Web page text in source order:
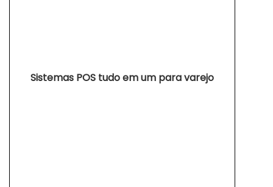
Sistemas POS tudo em um para varejo